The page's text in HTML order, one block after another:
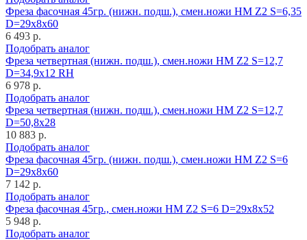
Фреза фасочная 45гр. (нижн. подш.), смен.ножи HM Z2 S=6,35
D=29x8x60
6 493 р.
Подобрать аналог
Фреза четвертная (нижн. подш.), смен.ножи HM Z2 S=12,7
D=34,9x12 RH
6 978 р.
Подобрать аналог
Фреза четвертная (нижн. подш.), смен.ножи HM Z2 S=12,7
D=50,8x28
10 883 р.
Подобрать аналог
Фреза фасочная 45гр. (нижн. подш.), смен.ножи HM Z2 S=6
D=29x8x60
7 142 р.
Подобрать аналог
Фреза фасочная 45гр., смен.ножи HM Z2 S=6 D=29x8x52
5 948 р.
Подобрать аналог